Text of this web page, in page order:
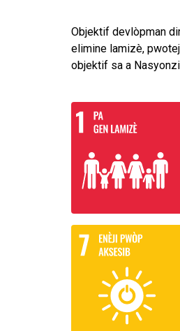
Objektif devlòpman
elimine lamizè,
objektif sa a